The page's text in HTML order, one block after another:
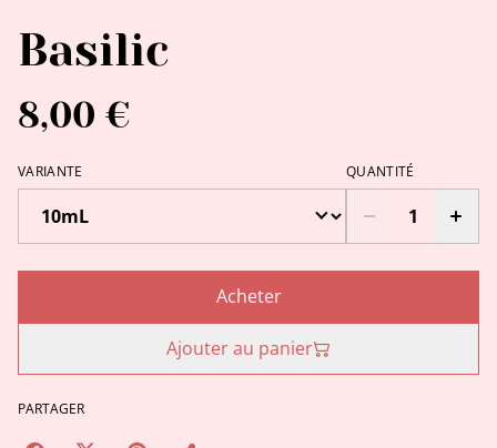
Basilic
8,00 €
VARIANTE QUANTITÉ
Acheter
Ajouter au panier
PARTAGER